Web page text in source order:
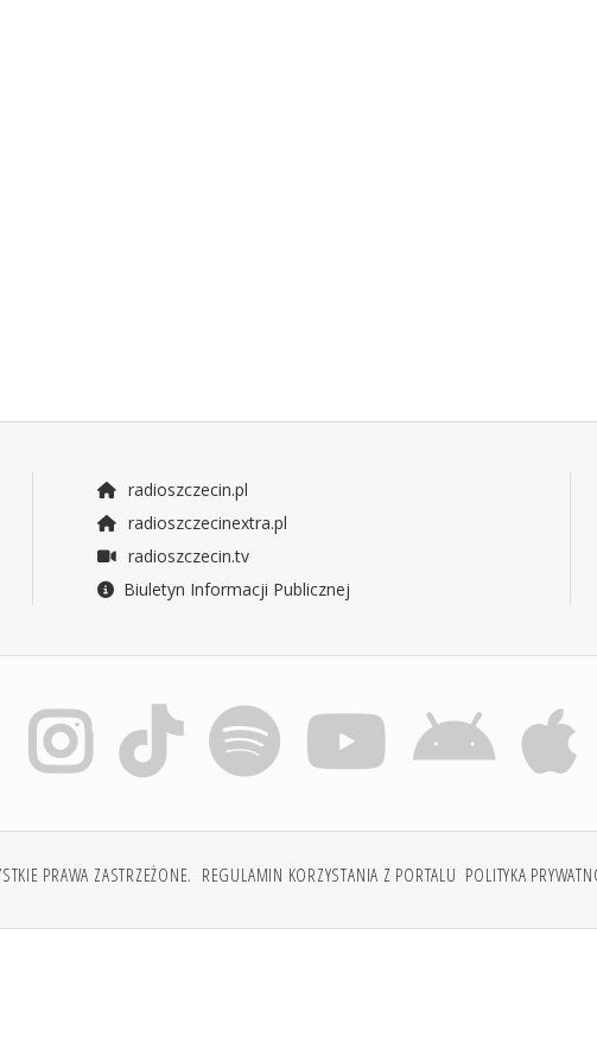
radioszczecin.pl
radioszczecinextra.pl
radioszczecin.tv
Biuletyn Informacji Publicznej
PRAWA ZASTRZEŻONE. REGULAMIN KORZYSTANIA Z PORTALU POLITYKA